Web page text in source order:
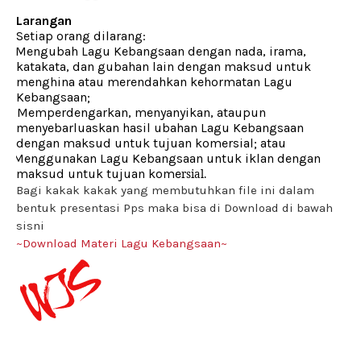
Larangan
Setiap orang dilarang:
Mengubah Lagu Kebangsaan dengan nada, irama,
katakata, dan gubahan lain dengan maksud untuk
menghina atau merendahkan kehormatan Lagu
Kebangsaan;
Memperdengarkan, menyanyikan, ataupun
menyebarluaskan hasil ubahan Lagu Kebangsaan
dengan maksud untuk tujuan komersial; atau
Menggunakan Lagu Kebangsaan untuk iklan dengan
maksud untuk tujuan komersial.
Bagi kakak kakak yang membutuhkan file ini dalam
bentuk presentasi Pps maka bisa di Download di bawah
sisni
~Download Materi Lagu Kebangsaan~